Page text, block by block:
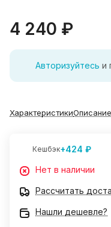
4 240 ₽
Авторизуйтесь и
ХарактеристикиОписание
Кешбэк+424 ₽
Нет в наличии
Рассчитать
Нашли дешевле?